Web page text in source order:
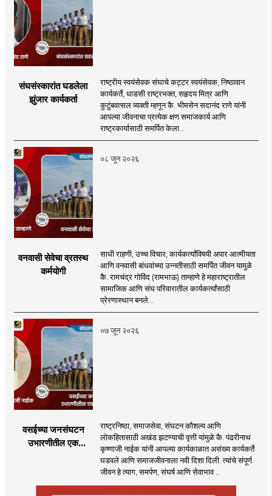
संघसंस्कारांत घडलेला
झुंजार कार्यकर्ता
राष्ट्रीय स्वयंसेवक संघाचे कट्टर स्वयंसेवक, निष्ठावान
कार्यकर्ते, धाडसी राष्ट्रभक्त, सहृदय मित्र आणि
कुटुंबवत्सल व्यक्ती म्हणून कै. भीमसेन सदानंद राणे यांनी
आपल्या जीवनाचा प्रत्येक क्षण समाजकार्य आणि
राष्ट्रकार्यासाठी समर्पित केला...
०८ जून २०२६
वनवासी सेवेचा व्रतस्थ
कर्मयोगी
साधी राहणी, उच्च विचार, कार्यकर्त्यांविषयी अपार आत्मीयता
आणि वनवासी बांधवांच्या उन्नतीसाठी समर्पित जीवन यामुळे
कै. रामचंद्र गोविंद (रामभाऊ) ताम्हाणे हे महाराष्ट्रातील
सामाजिक आणि संघ परिवारातील कार्यकर्त्यांसाठी
प्रेरणास्थान बनले...
०७ जून २०२६
वसईच्या जनसंघटन
उभारणीतील एक
राष्ट्रनिष्ठा, समाजसेवा, संघटन कौशल्य आणि
लोकहितासाठी अखंड झटण्याची वृत्ती यांमुळे कै. पंढरीनाथ
कृष्णाजी नाईक यांनी आपल्या कार्यकाळात असंख्य कार्यकर्ते
घडवले आणि समाजजीवनाला नवी दिशा दिली. त्यांचे संपूर्ण
जीवन हे त्याग, समर्पण, संघर्ष आणि सेवाभाव ..